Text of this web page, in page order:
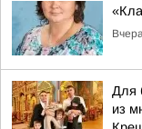
Для
из